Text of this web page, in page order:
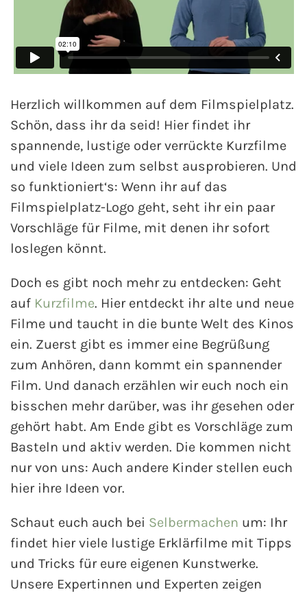
Herzlich willkommen auf dem Filmspielplatz.
Schön, dass ihr da seid! Hier findet ihr
spannende, lustige oder verrückte Kurzfilme
und viele Ideen zum selbst ausprobieren. Und
so funktioniert‘s: Wenn ihr auf das
Filmspielplatz-Logo geht, seht ihr ein paar
Vorschläge für Filme, mit denen ihr sofort
loslegen könnt.
Doch es gibt noch mehr zu entdecken: Geht
auf Kurzfilme. Hier entdeckt ihr alte und neue
Filme und taucht in die bunte Welt des Kinos
ein. Zuerst gibt es immer eine Begrüßung
zum Anhören, dann kommt ein spannender
Film. Und danach erzählen wir euch noch ein
bisschen mehr darüber, was ihr gesehen oder
gehört habt. Am Ende gibt es Vorschläge zum
Basteln und aktiv werden. Die kommen nicht
nur von uns: Auch andere Kinder stellen euch
hier ihre Ideen vor.
Schaut euch auch bei Selbermachen um: Ihr
findet hier viele lustige Erklärfilme mit Tipps
und Tricks für eure eigenen Kunstwerke.
Unsere Expertinnen und Experten zeigen